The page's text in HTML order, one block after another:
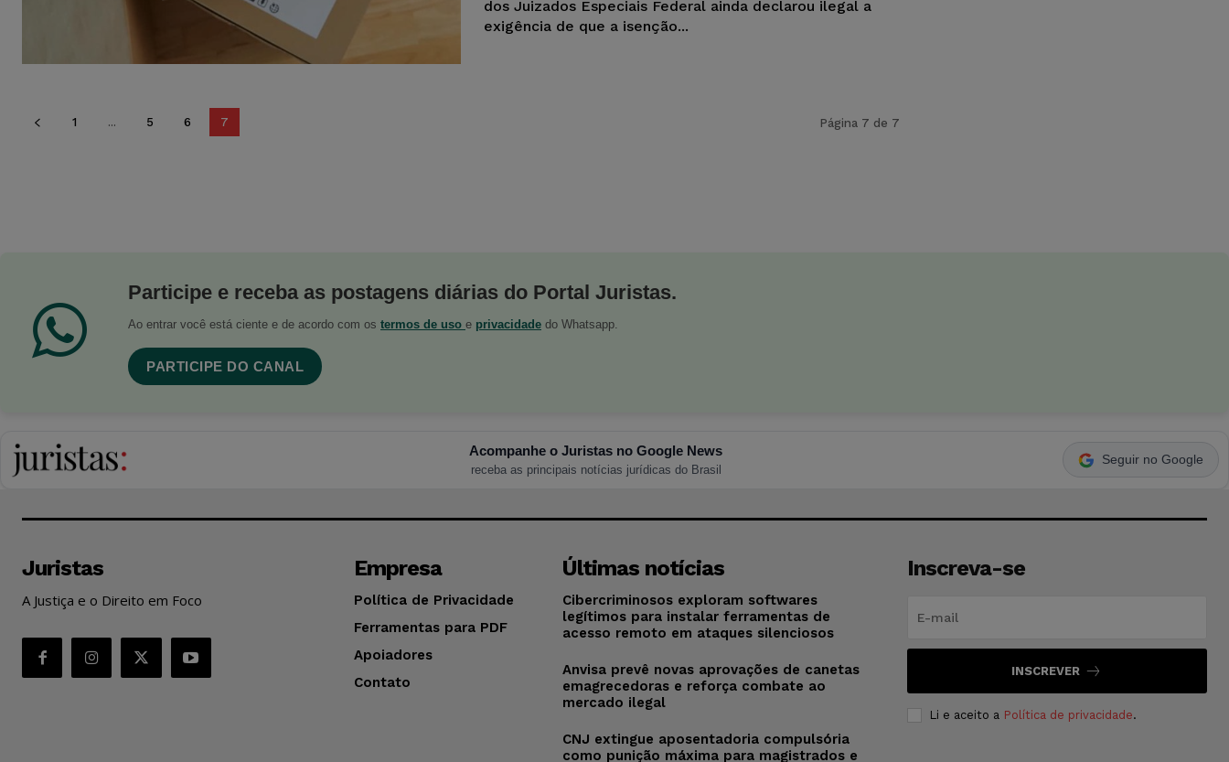
dos Juizados Especiais Federal ainda declarou ilegal a
exigência de que a isenção...
1 ... 5 6 7 Página 7 de 7
Participe e receba as postagens diárias do Portal Juristas.
Ao entrar você está ciente e de acordo com os termos de uso e privacidade do Whatsapp.
PARTICIPE DO CANAL
Acompanhe o Juristas no Google News
receba as principais notícias jurídicas do Brasil
Seguir no Google
Juristas
A Justiça e o Direito em Foco
Empresa
Política de Privacidade
Ferramentas para PDF
Apoiadores
Contato
Últimas notícias
Cibercriminosos exploram softwares
legítimos para instalar ferramentas de
acesso remoto em ataques silenciosos
Anvisa prevê novas aprovações de canetas
emagrecedoras e reforça combate ao
mercado ilegal
CNJ extingue aposentadoria compulsória
como punição máxima para magistrados e
Inscreva-se
INSCREVER
Li e aceito a Política de privacidade.